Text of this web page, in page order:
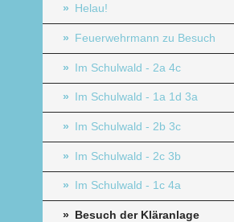
Helau!
Feuerwehrmann zu Besuch
Im Schulwald - 2a 4c
Im Schulwald - 1a 1d 3a
Im Schulwald - 2b 3c
Im Schulwald - 2c 3b
Im Schulwald - 1c 4a
Besuch der Kläranlage